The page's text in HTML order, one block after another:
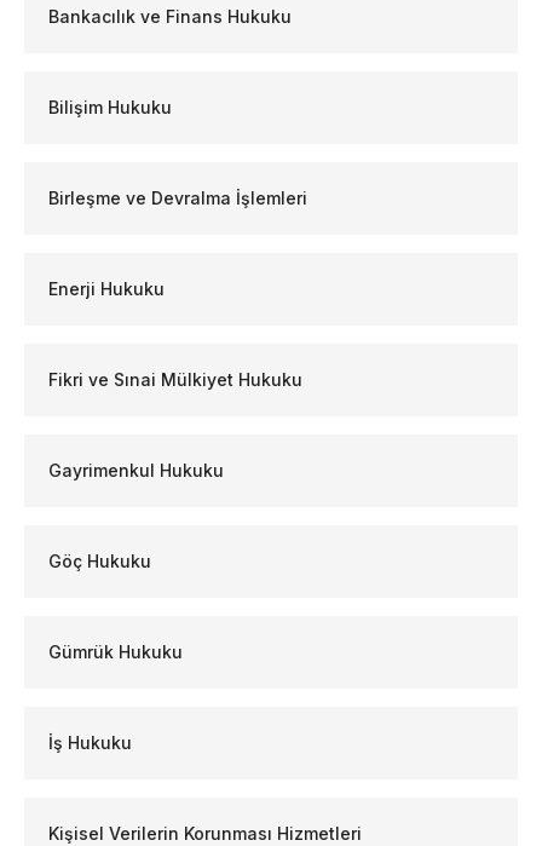
Bankacılık ve Finans Hukuku
Bilişim Hukuku
Birleşme ve Devralma İşlemleri
Enerji Hukuku
Fikri ve Sınai Mülkiyet Hukuku
Gayrimenkul Hukuku
Göç Hukuku
Gümrük Hukuku
İş Hukuku
Kişisel Verilerin Korunması Hizmetleri